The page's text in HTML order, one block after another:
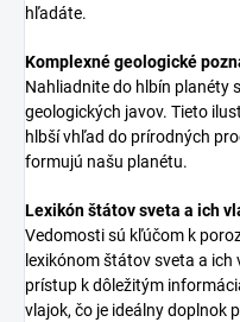
hľadáte.
Komplexné geologické
Nahliadnite do hlbín planéty
geologických javov. Tieto
hlbší vhľad do prírodných
formujú našu planétu.
Lexikón štátov sveta a ich
Vedomosti sú kľúčom k
lexikónom štátov sveta a
prístup k dôležitým
vlajok, čo je ideálny doplnok